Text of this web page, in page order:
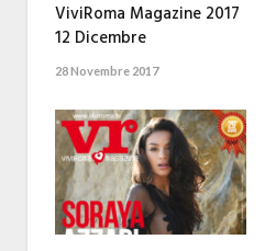
ViviRoma Magazine 2017
12 Dicembre
28 Novembre 2017